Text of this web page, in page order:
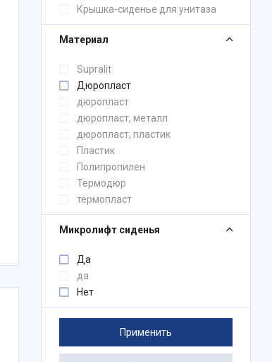
Крышка-сиденье для унитаза
Материал
Supralit
Дюропласт
дюропласт
дюропласт, металл
дюропласт, пластик
Пластик
Полипропилен
Термодюр
термопласт
Микролифт сиденья
Да
да
Нет
Применить